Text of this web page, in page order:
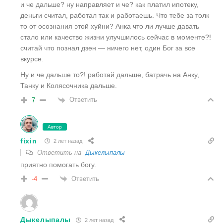
и че дальше? ну направляет и че? как платил ипотеку,
деньги считал, работал так и работаешь. Что тебе за толк
то от осознания этой хуйни? Анка что ли лучше давать
стало или качество жизни улучшилось сейчас в моменте?!
считай что познал дзен — ничего нет, один Бог за все
вкурсе.
Ну и че дальше то?! работай дальше, батрачь на Анку,
Танку и Колясочника дальше.
7 Ответить
Автор
fixin 2 лет назад
Ответить на Дыкелыпалы
приятно помогать богу.
-4 Ответить
Дыкелыпалы 2 лет назад